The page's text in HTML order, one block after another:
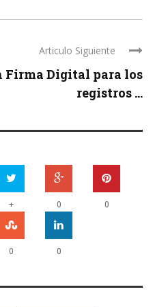
Articulo Siguiente
Firma Digital para los
registros ...
+ 0 0
0 0